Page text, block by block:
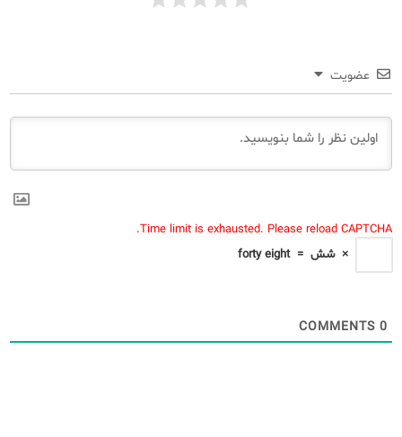
عضویت
Time limit is exhausted. Please reload CAPTCHA.
× شش =
forty eight
0